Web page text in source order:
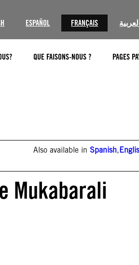
ESPAÑOL FRANÇAIS
QUE FAISONS-NOUS ? PAGES
Also available inSpanish,
Mukabarali